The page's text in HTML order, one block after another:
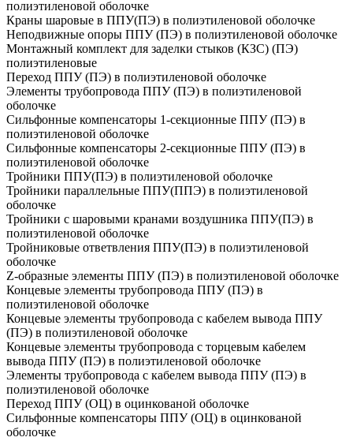
полиэтиленовой оболочке
Краны шаровые в ППУ(ПЭ) в полиэтиленовой оболочке
Неподвижные опоры ППУ (ПЭ) в полиэтиленовой оболочке
Монтажный комплект для заделки стыков (КЗС) (ПЭ)
полиэтиленовые
Переход ППУ (ПЭ) в полиэтиленовой оболочке
Элементы трубопровода ППУ (ПЭ) в полиэтиленовой
оболочке
Сильфонные компенсаторы 1-секционные ППУ (ПЭ) в
полиэтиленовой оболочке
Сильфонные компенсаторы 2-секционные ППУ (ПЭ) в
полиэтиленовой оболочке
Тройники ППУ(ПЭ) в полиэтиленовой оболочке
Тройники параллельные ППУ(ППЭ) в полиэтиленовой
оболочке
Тройники с шаровыми кранами воздушника ППУ(ПЭ) в
полиэтиленовой оболочке
Тройниковые ответвления ППУ(ПЭ) в полиэтиленовой
оболочке
Z-образные элементы ППУ (ПЭ) в полиэтиленовой оболочке
Концевые элементы трубопровода ППУ (ПЭ) в
полиэтиленовой оболочке
Концевые элементы трубопровода с кабелем вывода ППУ
(ПЭ) в полиэтиленовой оболочке
Концевые элементы трубопровода с торцевым кабелем
вывода ППУ (ПЭ) в полиэтиленовой оболочке
Элементы трубопровода с кабелем вывода ППУ (ПЭ) в
полиэтиленовой оболочке
Переход ППУ (ОЦ) в оцинкованой оболочке
Сильфонные компенсаторы ППУ (ОЦ) в оцинкованой
оболочке